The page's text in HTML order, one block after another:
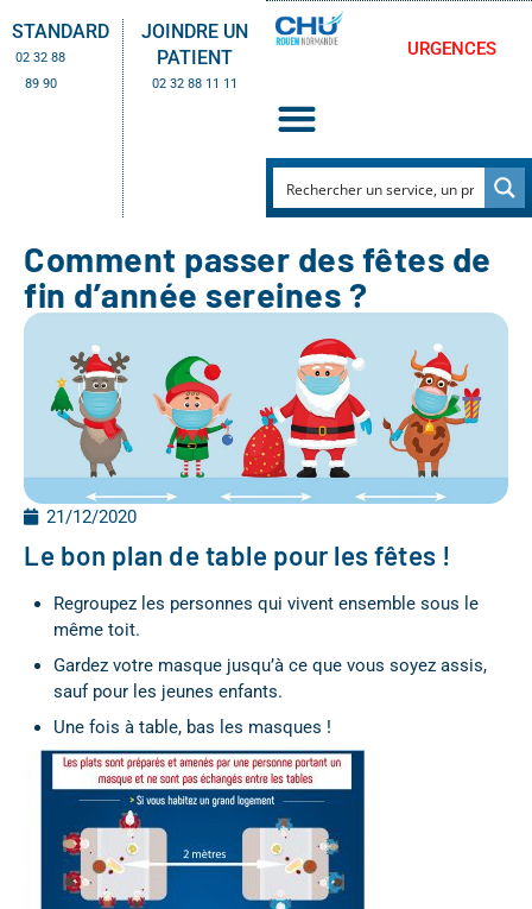
STANDARD
02 32 88
89 90
JOINDRE UN
PATIENT
02 32 88 11 11
URGENCES
Comment passer des fêtes de
fin d’année sereines ?
21/12/2020
Le bon plan de table pour les fêtes !
Regroupez les personnes qui vivent ensemble sous le
même toit.
Gardez votre masque jusqu’à ce que vous soyez assis,
sauf pour les jeunes enfants.
Une fois à table, bas les masques !